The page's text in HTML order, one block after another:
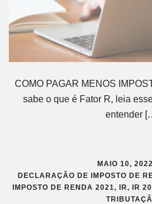
COMO PAGAR MENOS
sabe o que é Fator R, leia
entender
MAIO 10, 2022
DECLARAÇÃO DE IMPOSTO DE
IMPOSTO DE RENDA 2021, IR, IR